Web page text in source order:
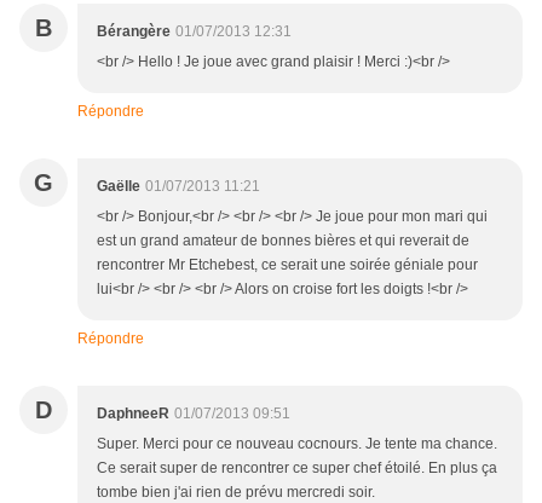
B Bérangère 01/07/2013 12:31
<br /> Hello ! Je joue avec grand plaisir ! Merci :)<br />
Répondre
G Gaëlle 01/07/2013 11:21
<br /> Bonjour,<br /> <br /> <br /> Je joue pour mon mari qui
est un grand amateur de bonnes bières et qui reverait de
rencontrer Mr Etchebest, ce serait une soirée géniale pour
lui<br /> <br /> <br /> Alors on croise fort les doigts !<br />
Répondre
D DaphneeR 01/07/2013 09:51
Super. Merci pour ce nouveau cocnours. Je tente ma chance.
Ce serait super de rencontrer ce super chef étoilé. En plus ça
tombe bien j'ai rien de prévu mercredi soir.